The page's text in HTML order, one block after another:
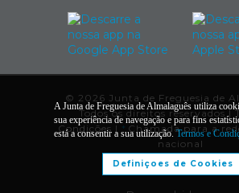
© 2026 Junta de Freguesia de
Todos os direitos reservados |
Condições | * Chamada para a
nacional
A Junta de Freguesia de Almalaguês utiliza
sua experiência de navegação e para fins
está a consentir a sua utilização.Termos e
Definiçoes de Cookies